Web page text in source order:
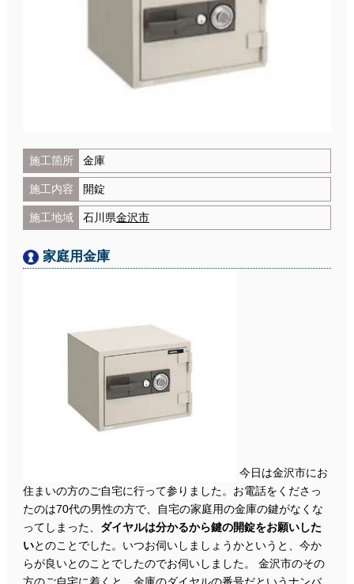
施工箇所 金庫
施工内容 開錠
施工地域 石川県金沢市
家庭用金庫
今日は金沢市にお
住まいの方のご自宅に行って参りました。お電話をくださっ
たのは70代の男性の方で、自宅の家庭用の金庫の鍵がなくな
ってしまった、 ダイヤルは分かるから鍵の開錠をお願いした
いとのことでした。いつお伺いしましょうかというと、今か
らが良いとのことでしたのでお伺いしました。 金沢市のその